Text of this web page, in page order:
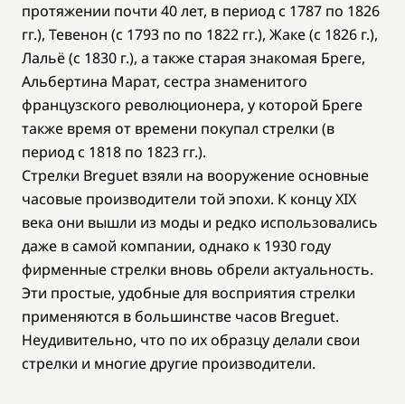
протяжении почти 40 лет, в период с 1787 по 1826
гг.), Тевенон (с 1793 по по 1822 гг.), Жаке (с 1826 г.),
Лальё (с 1830 г.), а также старая знакомая Бреге,
Альбертина Марат, сестра знаменитого
французского революционера, у которой Бреге
также время от времени покупал стрелки (в
период с 1818 по 1823 гг.).
Стрелки Breguet взяли на вооружение основные
часовые производители той эпохи. К концу XIX
века они вышли из моды и редко использовались
даже в самой компании, однако к 1930 году
фирменные стрелки вновь обрели актуальность.
Эти простые, удобные для восприятия стрелки
применяются в большинстве часов Breguet.
Неудивительно, что по их образцу делали свои
стрелки и многие другие производители.